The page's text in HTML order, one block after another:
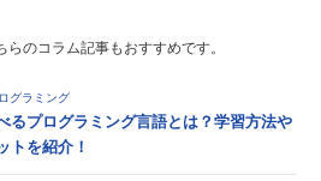
のコラム記事もおすすめです。
グラミング
るプログラミング言語とは？学習方法や
トを紹介！